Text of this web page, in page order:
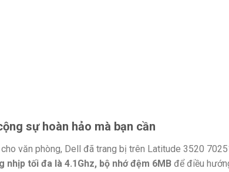
sự hoàn hảo mà bạn cần
văn phòng, Dell đã trang bị trên Latitude 3520
nhịp tối đa là 4.1Ghz, bộ nhớ đệm 6MB để điều